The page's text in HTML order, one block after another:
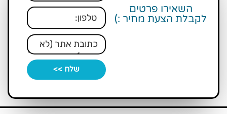
השאירו פרטים
לקבלת הצעת מחיר :)
שלח >>